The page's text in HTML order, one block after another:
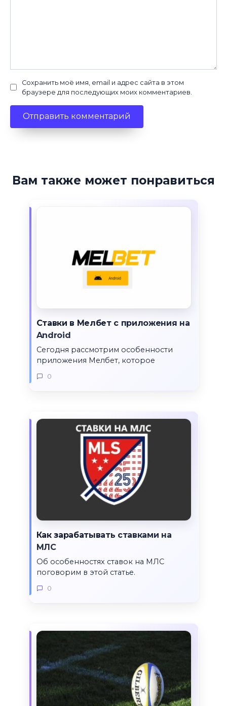
Сохранить моё имя, email и адрес сайта в этом
браузере для последующих моих комментариев.
Вам также может понравиться
Ставки в Мелбет с приложения на
Android
Сегодня рассмотрим особенности
приложения Мелбет, которое
0
Как зарабатывать ставками на
МЛС
Об особенностях ставок на МЛС
поговорим в этой статье.
0